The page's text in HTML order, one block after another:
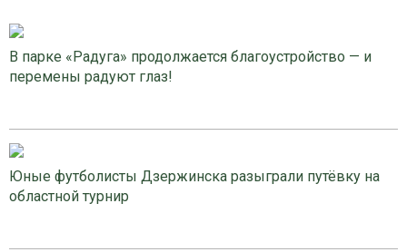
В парке «Радуга» продолжается благоустройство — и
перемены радуют глаз!
Юные футболисты Дзержинска разыграли путёвку на
областной турнир